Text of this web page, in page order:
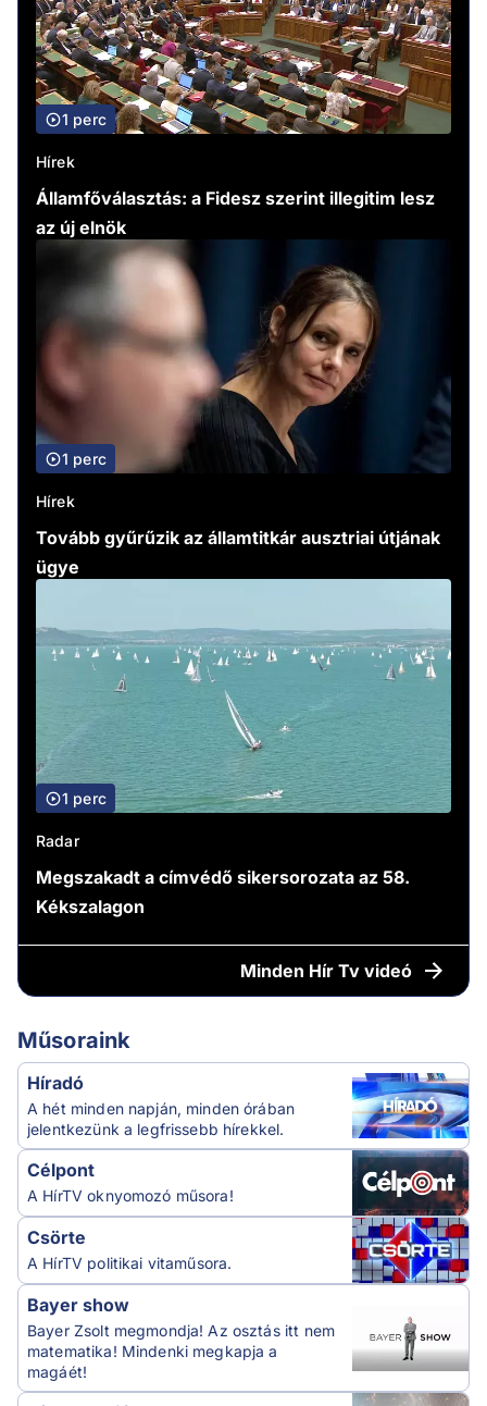
1 perc
Hírek
Államfőválasztás: a Fidesz szerint illegitim lesz
az új elnök
1 perc
Hírek
Tovább gyűrűzik az államtitkár ausztriai útjának
ügye
1 perc
Radar
Megszakadt a címvédő sikersorozata az 58.
Kékszalagon
Minden Hír Tv videó
Műsoraink
Híradó
A hét minden napján, minden órában
jelentkezünk a legfrissebb hírekkel.
Célpont
A HírTV oknyomozó műsora!
Csörte
A HírTV politikai vitaműsora.
Bayer show
Bayer Zsolt megmondja! Az osztás itt nem
matematika! Mindenki megkapja a
magáét!